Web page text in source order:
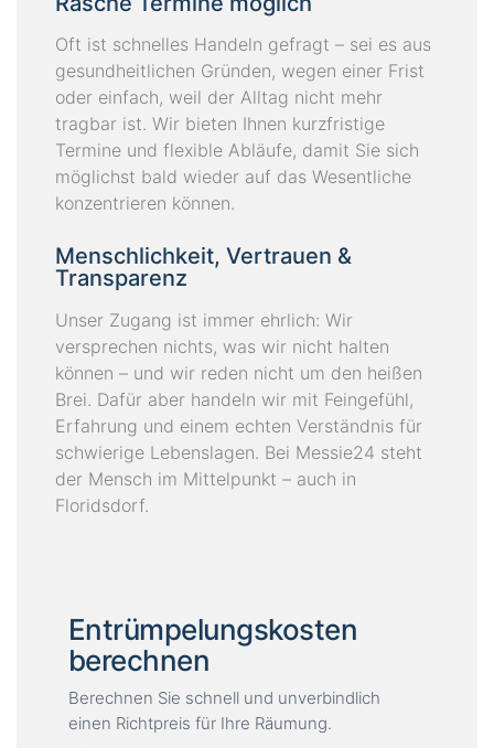
Oft ist schnelles Handeln gefragt – sei es aus
gesundheitlichen Gründen, wegen einer Frist
oder einfach, weil der Alltag nicht mehr
tragbar ist. Wir bieten Ihnen kurzfristige
Termine und flexible Abläufe, damit Sie sich
möglichst bald wieder auf das Wesentliche
konzentrieren können.
Menschlichkeit, Vertrauen &
Transparenz
Unser Zugang ist immer ehrlich: Wir
versprechen nichts, was wir nicht halten
können – und wir reden nicht um den heißen
Brei. Dafür aber handeln wir mit Feingefühl,
Erfahrung und einem echten Verständnis für
schwierige Lebenslagen. Bei Messie24 steht
der Mensch im Mittelpunkt – auch in
Floridsdorf.
Entrümpelungskosten
berechnen
Berechnen Sie schnell und unverbindlich
einen Richtpreis für Ihre Räumung.